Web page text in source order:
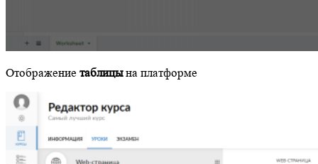
Отображение таблицына платформе